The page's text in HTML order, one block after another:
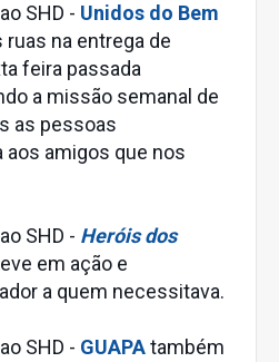
SHD - Unidos do Bem
na entrega de
feira passada
a missão semanal de
as pessoas
aos amigos que nos
SHD - Heróis dos
em ação e
a quem necessitava.
SHD - GUAPAtambém